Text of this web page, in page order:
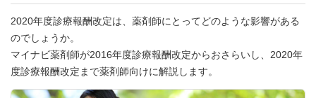
2020年度診療報酬改定は、薬剤師にとってどのような影響がある
のでしょうか。
マイナビ薬剤師が2016年度診療報酬改定からおさらいし、2020年
度診療報酬改定まで薬剤師向けに解説します。